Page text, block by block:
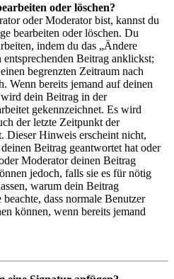
oder löschen?
oder Moderator bist, kannst du
bearbeiten oder löschen. Du
indem du das „Ändere
Beitrag anklickst;
begrenzten Zeitraum nach
Wenn bereits jemand auf deinen
dein Beitrag in der
gekennzeichnet. Es wird
der letzte Zeitpunkt der
Dieser Hinweis erscheint nicht,
Beitrag geantwortet hat oder
Moderator deinen Beitrag
jedoch, falls sie es für nötig
warum dein Beitrag
dass normale Benutzer
können, wenn bereits jemand